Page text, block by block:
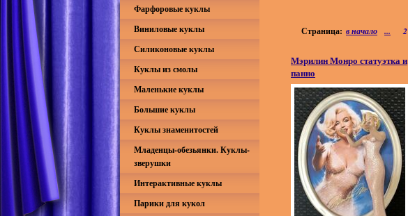
Страница: в начало ... 2
Мэрилин Монро статуэтка и
панно
Фарфоровые куклы
Виниловые куклы
Силиконовые куклы
Куклы из смолы
Маленькие куклы
Большие куклы
Куклы знаменитостей
Младенцы-обезьянки. Куклы-
зверушки
Интерактивные куклы
Парики для кукол